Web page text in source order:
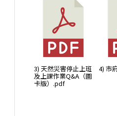
3) 天然災害停止上班
及上課作業Q&A（圖
卡版）.pdf
4) 市